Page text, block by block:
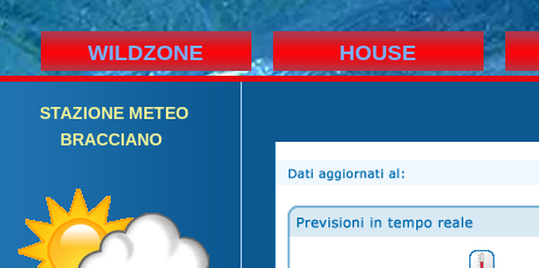
WILDZONE HOUSE
STAZIONE METEO
BRACCIANO